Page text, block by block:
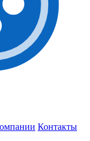
Контакты